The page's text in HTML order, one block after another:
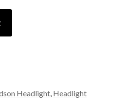
Headlight, Headlight